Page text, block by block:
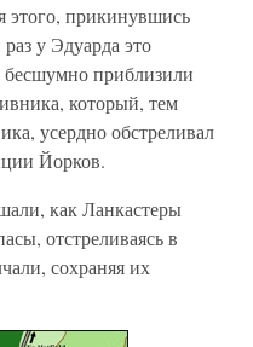
этого, прикинувшись
у Эдуарда это
приблизили
который, тем
усердно обстреливал
Йорков.
как Ланкастеры
отстреливаясь в
сохраняя их